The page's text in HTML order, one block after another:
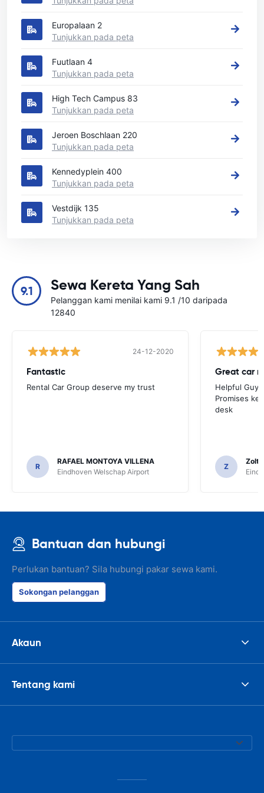
Europalaan 2
Tunjukkan pada peta
Fuutlaan 4
Tunjukkan pada peta
High Tech Campus 83
Tunjukkan pada peta
Jeroen Boschlaan 220
Tunjukkan pada peta
Kennedyplein 400
Tunjukkan pada peta
Vestdijk 135
Tunjukkan pada peta
9.1 Sewa Kereta Yang Sah
Pelanggan kami menilai kami 9.1 /10 daripada
12840
24-12-2020
Fantastic
Rental Car Group deserve my trust
R
RAFAEL MONTOYA VILLENA
Eindhoven Welschap Airport
Great car
Helpful
Promises
desk
Z
Bantuan dan hubungi
Perlukan bantuan? Sila hubungi pakar sewa kami.
Sokongan pelanggan
Akaun
Tentang kami